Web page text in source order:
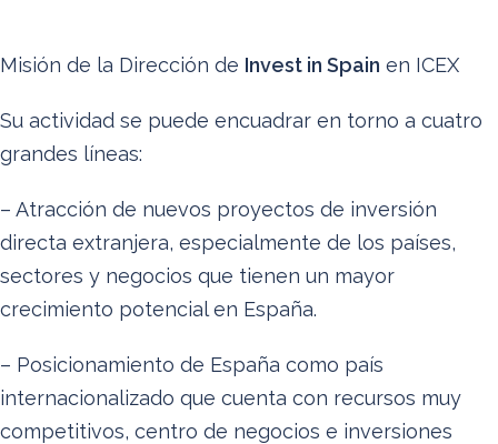
Misión de la Dirección de Invest in Spain en ICEX
Su actividad se puede encuadrar en torno a cuatro
grandes líneas:
– Atracción de nuevos proyectos de inversión
directa extranjera, especialmente de los países,
sectores y negocios que tienen un mayor
crecimiento potencial en España.
– Posicionamiento de España como país
internacionalizado que cuenta con recursos muy
competitivos, centro de negocios e inversiones